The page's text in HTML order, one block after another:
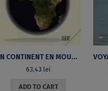
UN CONTINENT EN MOUVEMENT. REGIMES POLITIQUES ET ELECTIONS EN AFRIQUE
63,43lei
ADD TO CART